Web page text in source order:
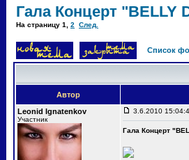
Гала Концерт
На страницу 1 2 След.
Список
Автор
Leonid Ignatenkov
Участник
3.6.2010
Гала Концерт